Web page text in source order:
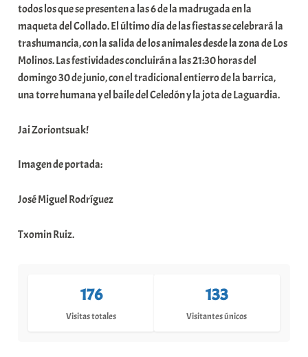
todos los que se presenten a las 6 de la madrugada en la
maqueta del Collado. El último día de las fiestas se celebrará la
trashumancia, con la salida de los animales desde la zona de Los
Molinos. Las festividades concluirán a las 21:30 horas del
domingo 30 de junio, con el tradicional entierro de la barrica,
una torre humana y el baile del Celedón y la jota de Laguardia.
Jai Zoriontsuak!
Imagen de portada:
José Miguel Rodríguez
Txomin Ruiz.
176
Visitas totales
133
Visitantes únicos